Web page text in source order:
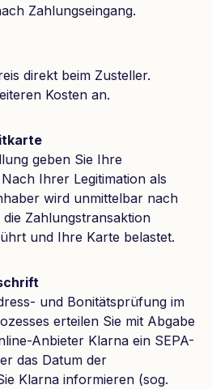
Zahlungseingang.
direkt beim Zusteller.
Kosten an.
geben Sie Ihre
Ihrer Legitimation als
wird unmittelbar nach
Zahlungstransaktion
und Ihre Karte belastet.
und Bonitätsprüfung im
erteilen Sie mit Abgabe
Anbieter Klarna ein SEPA-
das Datum der
Klarna informieren (sog.